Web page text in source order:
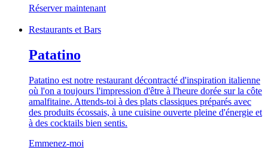
Réserver maintenant
Restaurants et Bars
Patatino
Patatino est notre restaurant décontracté d'inspiration italienne
où l'on a toujours l'impression d'être à l'heure dorée sur la côte
amalfitaine. Attends-toi à des plats classiques préparés avec
des produits écossais, à une cuisine ouverte pleine d'énergie et
à des cocktails bien sentis.
Emmenez-moi